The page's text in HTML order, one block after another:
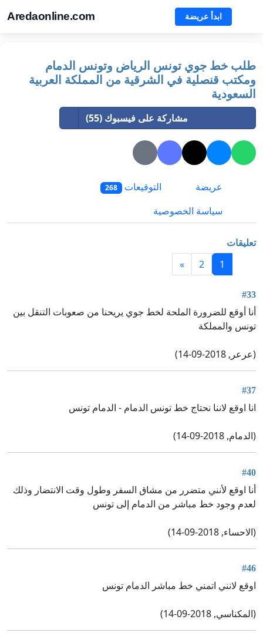
Aredaonline.com ابدأ عريضة
طلب خط جوي تونس الرياض وتونس الدمام
ومكتب قنصلية في الشرقية من المملكة العربية
السعودية
مشاركة على فيسبوك (55)
عريضة التوقيعات 268
سياسة الخصوصية
تعليقات
1
2
»
#33
أنا أوقع للضرورة الملحة لخط جوي يريحنا من صعوبات التنقل بين
تونس والمملكة
(عرعر, 2018-09-14)
#37
انا اوقع لاننا نحتاج خط تونس الدمام - الدمام تونس
(الدمام, 2018-09-14)
#40
أنا اوقع لأنني متضرر من مشاق السفر وطول وقت الانتضار وذلك
لعدم وجود خط مباشر من الدمام إلى تونس
(الاحساء, 2018-09-14)
#46
اوقع لانني اتمني خط مباشر الدمام تونس
(المكناسي, 2018-09-14)